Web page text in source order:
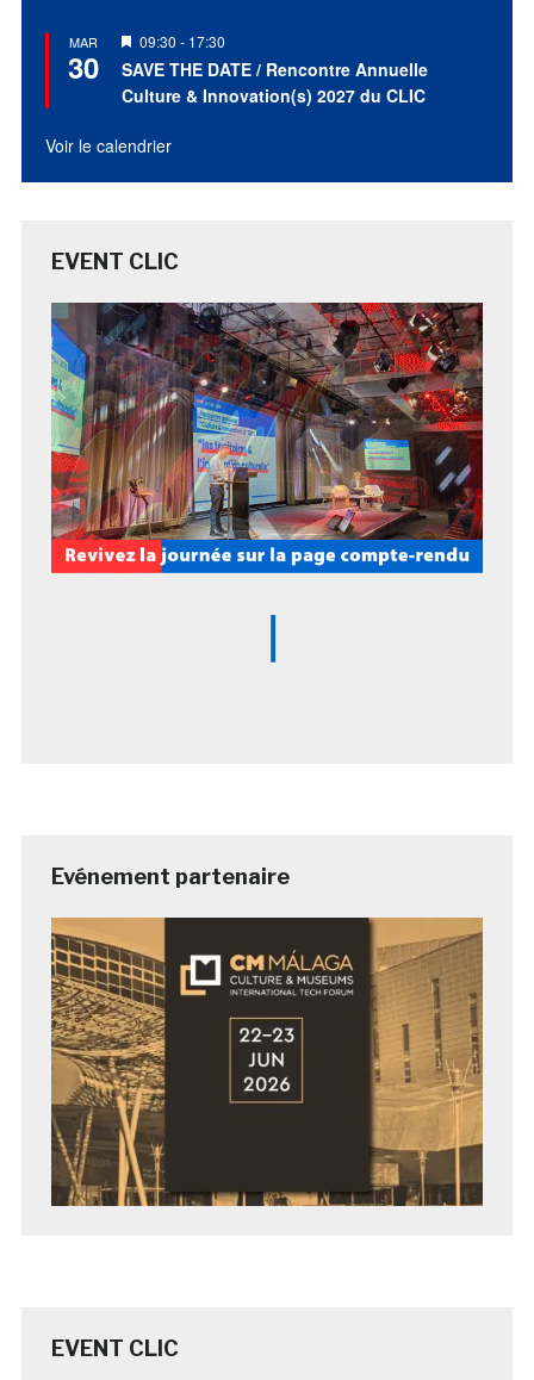
MAR
30
Mis
en
avant
09:30 - 17:30
SAVE THE DATE / Rencontre Annuelle
Culture & Innovation(s) 2027 du CLIC
Voir le calendrier
EVENT CLIC
Evénement partenaire
EVENT CLIC